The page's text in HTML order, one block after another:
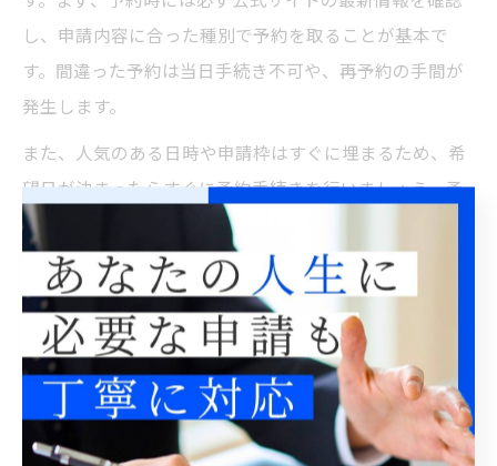
し、申請内容に合った種別で予約を取ることが基本で
す。間違った予約は当日手続き不可や、再予約の手間が
発生します。
また、人気のある日時や申請枠はすぐに埋まるため、希
望日が決まったらすぐに予約手続きを行いましょう。予
約完了後は、確認メールの保存や、必要書類リストの再
確認を忘れずに行うことが重要です。経験者からは「予
約証明書の提示を求められることがあった」という声も
あり、スマートフォンや印刷した書類の持参が推奨され
ています。
さらに、予約システムで入力ミスが発覚した場合は、す
ぐに修正または再予約手続きを行うことがトラブル回避